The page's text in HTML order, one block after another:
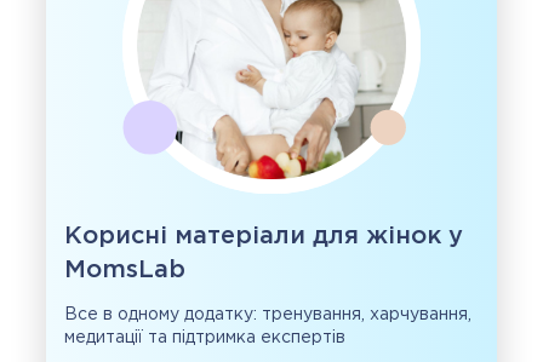
Корисні матеріали для жінок у
MomsLab
Все в одному додатку: тренування, харчування,
медитації та підтримка експертів